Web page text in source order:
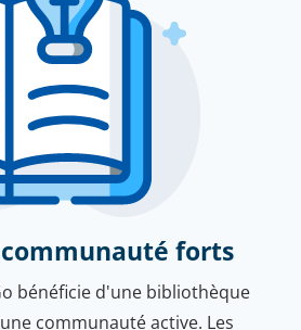
forts
bénéficie d'une bibliothèque
communauté active. Les